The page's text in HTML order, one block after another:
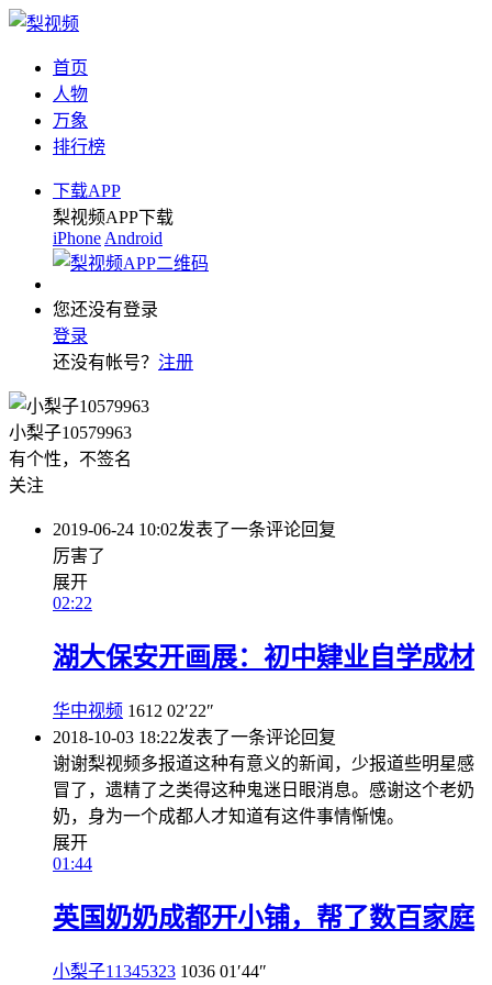
首页
人物
万象
排行榜
下载APP
梨视频APP下载
iPhone Android
您还没有登录
登录
还没有帐号？ 注册
小梨子10579963
有个性，不签名
关注
2019-06-24 10:02发表了一条评论回复
厉害了
展开
02:22
湖大保安开画展：初中肄业自学成材
华中视频 1612 02′22″
2018-10-03 18:22发表了一条评论回复
谢谢梨视频多报道这种有意义的新闻，少报道些明星感
冒了，遗精了之类得这种鬼迷日眼消息。感谢这个老奶
奶，身为一个成都人才知道有这件事情惭愧。
展开
01:44
英国奶奶成都开小铺，帮了数百家庭
小梨子11345323 1036 01′44″